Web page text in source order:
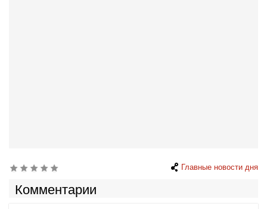
Главные новости дня
Комментарии